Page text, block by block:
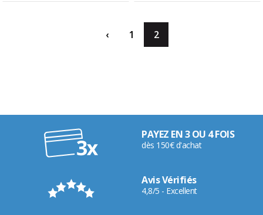
‹ 1 2
PAYEZ EN 3 OU 4 FOIS
dès 150€ d'achat
Avis Vérifiés
4,8/5 - Excellent